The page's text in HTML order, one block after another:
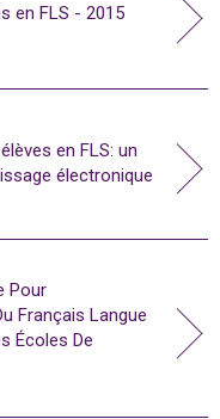
en FLS - 2015
en FLS: un
électronique
Pour
Français Langue
Écoles De